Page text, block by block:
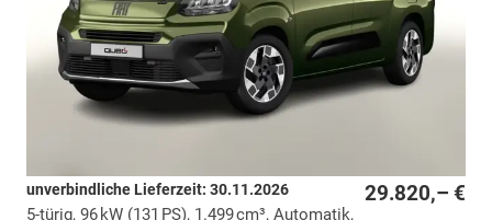
29.820,– €
unverbindliche Lieferzeit: 30.11.2026
5-türig, 96 kW (131 PS), 1.499 cm³, Automatik,